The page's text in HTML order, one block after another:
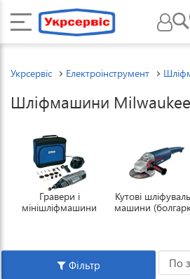
Укрсервіс Електроінструмент
Шліфмашини Milwaukee
Гравери і
мінішліфмашини
Кутові
машини
Фільтр